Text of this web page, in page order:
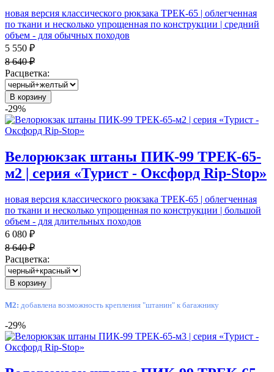
новая версия классического рюкзака ТРЕК-65 | облегченная
по ткани и несколько упрощенная по конструкции | средний
объем - для обычных походов
5 550 ₽
8 640 ₽
Расцветка:
В корзину
-29%
Велорюкзак штаны ПИК-99 ТРЕК-65-
м2 | серия «Турист - Оксфорд Rip-Stop»
новая версия классического рюкзака ТРЕК-65 | облегченная
по ткани и несколько упрощенная по конструкции | большой
объем - для длительных походов
6 080 ₽
8 640 ₽
Расцветка:
В корзину
М2: добавлена возможность крепления "штанин" к багажнику
-29%